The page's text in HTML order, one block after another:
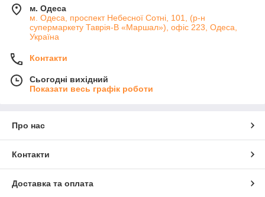
м. Одеса
м. Одеса, проспект Небесної Сотні, 101, (р-н
супермаркету Таврія-В «Маршал»), офіс 223, Одеса,
Україна
Контакти
Сьогодні вихідний
Показати весь графік роботи
Про нас
Контакти
Доставка та оплата